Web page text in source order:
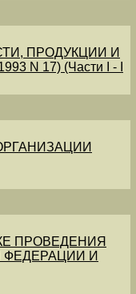
ПРОДУКЦИИ И
N 17) (Части I - I
ПРОВЕДЕНИЯ
И